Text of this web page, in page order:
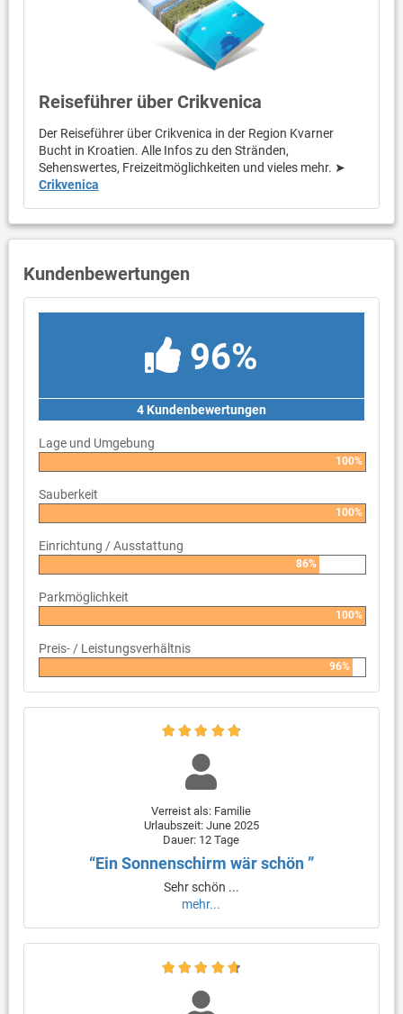
Reiseführer über Crikvenica
Der Reiseführer über Crikvenica in der Region Kvarner
Bucht in Kroatien. Alle Infos zu den Stränden,
Sehenswertes, Freizeitmöglichkeiten und vieles mehr. ➤
Crikvenica
Kundenbewertungen
96%
4 Kundenbewertungen
Lage und Umgebung
100%
Sauberkeit
100%
Einrichtung / Ausstattung
86%
Parkmöglichkeit
100%
Preis- / Leistungsverhältnis
96%
Verreist als: Familie
Urlaubszeit: June 2025
Dauer: 12 Tage
“Ein Sonnenschirm wär schön ”
Sehr schön ...
mehr...